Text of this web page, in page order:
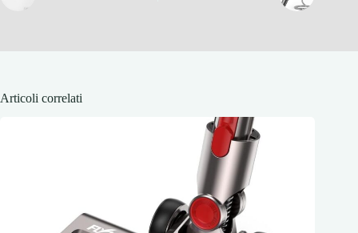
Articoli correlati